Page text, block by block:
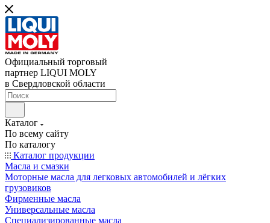
Официальный торговый
партнер LIQUI MOLY
в Свердловской области
Каталог
По всему сайту
По каталогу
Каталог продукции
Масла и смазки
Моторные масла для легковых автомобилей и лёгких
грузовиков
Фирменные масла
Универсальные масла
Специализированные масла